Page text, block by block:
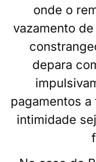
onde o
vazamento
depara
pagamentos
intimidade